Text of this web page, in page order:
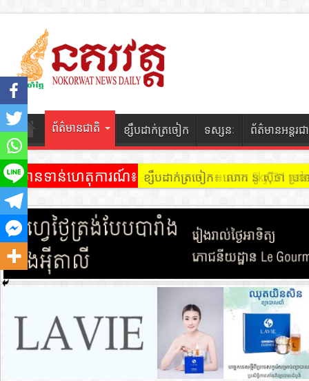
ព័ត៌មានជាតិ ខ្សឹបដាក់ត្រចៀក ទស្សនៈ ព័ត៌មានអន្តរជ
ព័ត៌មានទាន់ហេតុការណ៍៖ ខ្សឹបដាក់ត្រចៀក ៖ អគារ Sky 31